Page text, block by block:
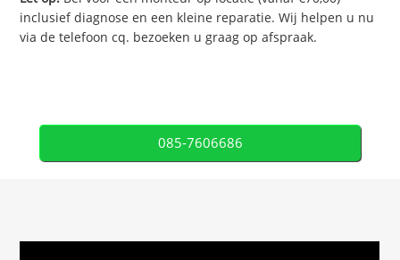
inclusief diagnose en een kleine reparatie. Wij helpen u nu
via de telefoon cq. bezoeken u graag op afspraak.
085-7606686